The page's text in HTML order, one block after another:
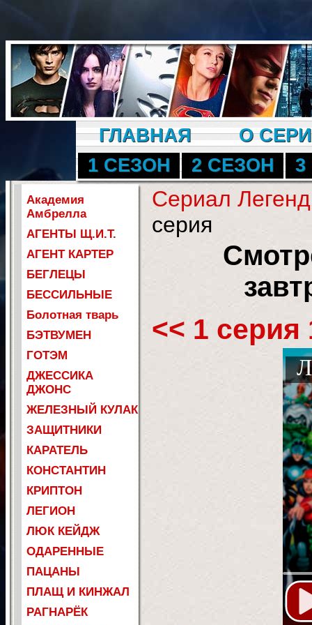
ГЛАВНАЯ
О
1 СЕЗОН
2 СЕЗОН 3
Академия
Амбрелла
АГЕНТЫ Щ.И.Т.
АГЕНТ КАРТЕР
БЕГЛЕЦЫ
БЕССИЛЬНЫЕ
Болотная тварь
БЭТВУМЕН
ГОТЭМ
ДЖЕССИКА
ДЖОНС
ЖЕЛЕЗНЫЙ КУЛАК
ЗАЩИТНИКИ
КАРАТЕЛЬ
КОНСТАНТИН
КРИПТОН
ЛЕГИОН
ЛЮК КЕЙДЖ
ОДАРЕННЫЕ
ПАЦАНЫ
ПЛАЩ И КИНЖАЛ
РАГНАРЁК
Сериал
серия
<< 1 серия